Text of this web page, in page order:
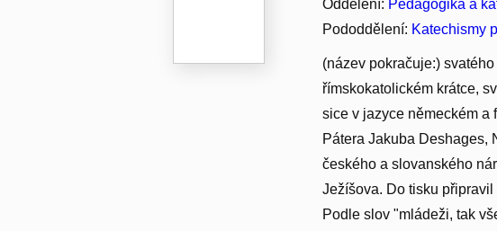
Oddělení: Pedagogika a
Pododdělení: Katechismy
(název pokračuje:)
římskokatolickém krátce,
sice v jazyce německém a
Pátera Jakuba Deshages,
českého a slovanského
Ježíšova. Do tisku připravil
Podle slov "mládeži, tak